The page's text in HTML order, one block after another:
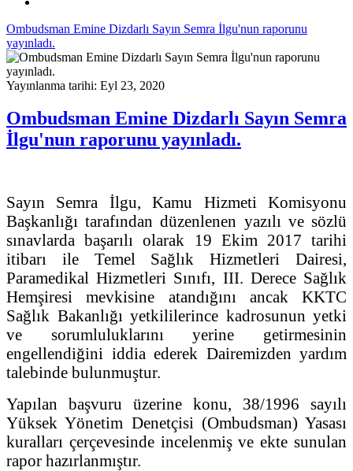
Ombudsman Emine Dizdarlı Sayın Semra İlgu'nun raporunu
yayınladı.
Yayınlanma tarihi: Eyl 23, 2020
Ombudsman Emine Dizdarlı Sayın Semra
İlgu'nun raporunu yayınladı.
Sayın Semra İlgu, Kamu Hizmeti Komisyonu
Başkanlığı tarafından düzenlenen yazılı ve sözlü
sınavlarda başarılı olarak 19 Ekim 2017 tarihi
itibarı ile Temel Sağlık Hizmetleri Dairesi,
Paramedikal Hizmetleri Sınıfı, III. Derece Sağlık
Hemşiresi mevkisine atandığını ancak KKTC
Sağlık Bakanlığı yetkililerince kadrosunun yetki
ve sorumluluklarını yerine getirmesinin
engellendiğini iddia ederek Dairemizden yardım
talebinde bulunmuştur.
Yapılan başvuru üzerine konu, 38/1996 sayılı
Yüksek Yönetim Denetçisi (Ombudsman) Yasası
kuralları çerçevesinde incelenmiş ve ekte sunulan
rapor hazırlanmıştır.